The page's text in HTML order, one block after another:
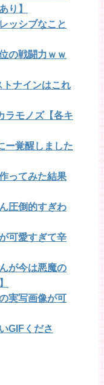
り】
ッシブなこと
の戦闘力ｗｗ
トナインはこれ
ラモノズ【各キ
ー覚醒しました
ってみた結果
圧倒的すぎわ
可愛すぎて辛
が今は悪魔の
実写画像が可
GIFくださ